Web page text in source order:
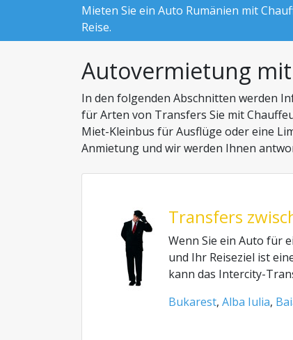
Mieten Sie ein Auto Rumänien mit
Reise.
Autovermietung
In den folgenden Abschnitten werden
für Arten von Transfers Sie mit
Miet-Kleinbus für Ausflüge oder eine
Anmietung und wir werden Ihnen
Transfers
Wenn Sie ein Auto für
und Ihr Reiseziel ist
kann das Intercity-
Bukarest, Alba Iulia,